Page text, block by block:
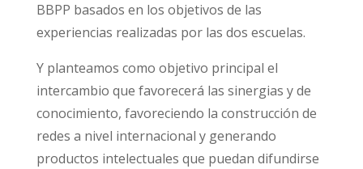
BBPP basados en los objetivos de las
experiencias realizadas por las dos escuelas.
Y planteamos como objetivo principal el
intercambio que favorecerá las sinergias y de
conocimiento, favoreciendo la construcción de
redes a nivel internacional y generando
productos intelectuales que puedan difundirse